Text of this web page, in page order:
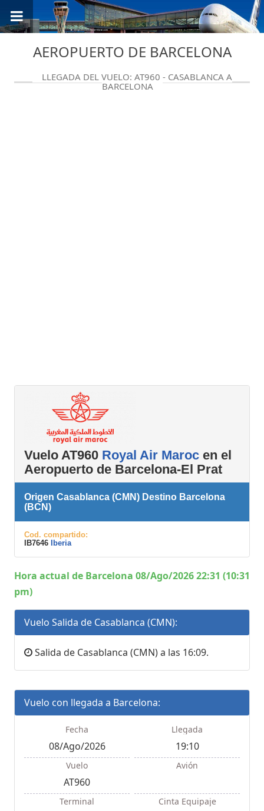
AEROPUERTO DE BARCELONA
LLEGADA DEL VUELO: AT960 - CASABLANCA A
BARCELONA
Vuelo AT960 Royal Air Maroc en el
Aeropuerto de Barcelona-El Prat
Origen Casablanca (CMN) Destino Barcelona
(BCN)
Cod. compartido:
IB7646
Iberia
Hora actual de Barcelona 08/Ago/2026 22:31 (10:31
pm)
Vuelo Salida de Casablanca (CMN):
Salida de Casablanca (CMN) a las 16:09.
Vuelo con llegada a Barcelona:
Fecha
08/Ago/2026
Llegada
19:10
Vuelo
AT960
Avión
Terminal Cinta Equipaje